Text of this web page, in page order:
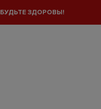
БУДЬТЕ ЗДОРОВЫ!